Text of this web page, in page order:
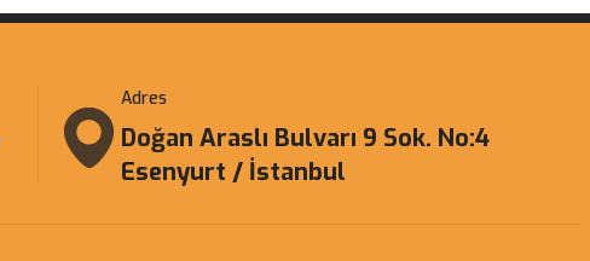
Adres
Doğan Araslı Bulvarı 9 Sok. No:4
Esenyurt / İstanbul